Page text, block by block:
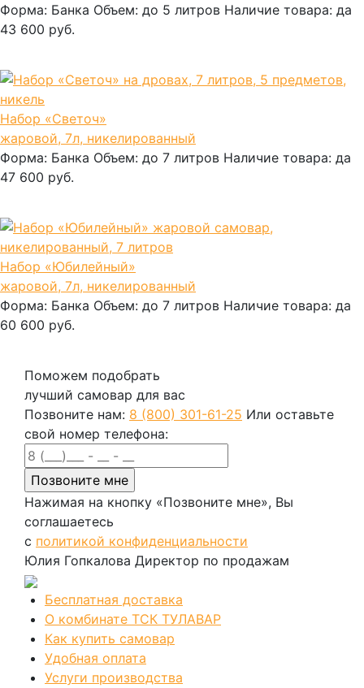
Форма: Банка Объем: до 5 литров Наличие товара: да
43 600 руб.
Набор «Светоч»
жаровой, 7л, никелированный
Форма: Банка Объем: до 7 литров Наличие товара: да
47 600 руб.
Набор «Юбилейный»
жаровой, 7л, никелированный
Форма: Банка Объем: до 7 литров Наличие товара: да
60 600 руб.
Поможем подобрать
лучший самовар для вас
Позвоните нам: 8 (800) 301-61-25 Или оставьте
свой номер телефона:
Нажимая на кнопку «Позвоните мне», Вы
соглашаетесь
с политикой конфиденциальности
Юлия Гопкалова Директор по продажам
Бесплатная доставка
О комбинате ТСК ТУЛАВАР
Как купить самовар
Удобная оплата
Услуги производства